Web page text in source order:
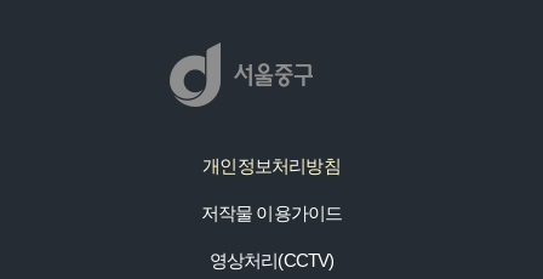
개인정보처리방침
저작물 이용가이드
영상처리(CCTV)